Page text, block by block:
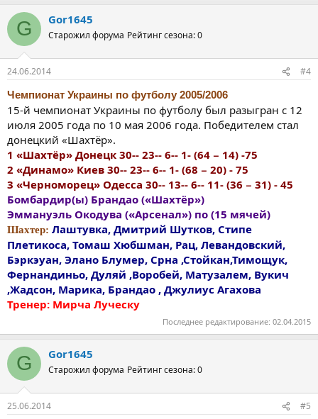
G Gor1645
Старожил форума Рейтинг сезона: 0
24.06.2014
#4
Чемпионат Украины по футболу 2005/2006
15-й чемпионат Украины по футболу был разыгран с 12
июля 2005 года по 10 мая 2006 года. Победителем стал
донецкий «Шахтёр».
1 «Шахтёр» Донецк 30-- 23-- 6-- 1- (64 − 14) -75
2 «Динамо» Киев 30-- 23-- 6-- 1- (68 − 20) - 75
3 «Черноморец» Одесса 30-- 13-- 6-- 11- (36 − 31) - 45
Бомбардир(ы) Брандао («Шахтёр»)
Эммануэль Окодува («Арсенал») по (15 мячей)
Шахтер: Лаштувка, Дмитрий Шутков, Стипе
Плетикоса, Томаш Хюбшман, Рац, Левандовский,
Бэркэуан, Элано Блумер, Срна ,Стойкан,Тимощук,
Фернандиньо, Дуляй ,Воробей, Матузалем, Вукич
,Жадсон, Марика, Брандао , Джулиус Агахова
Тренер: Мирча Луческу
Последнее редактирование: 02.04.2015
G Gor1645
Старожил форума Рейтинг сезона: 0
25.06.2014
#5